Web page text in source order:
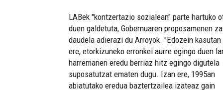
LABek "kontzertazio sozialean" parte hartuko
duen galdetuta, Gobernuaren proposamenen
daudela adierazi du Arroyok. "Edozein kasutan
ere, etorkizuneko erronkei aurre egingo duen
harremanen eredu berriaz hitz egingo digutela
suposatutzat ematen dugu. Izan ere, 1995an
abiatutako eredua baztertzailea izateaz gain